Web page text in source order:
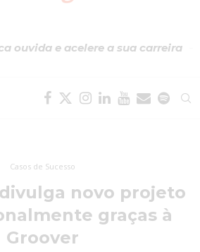
ouvida e acelere a sua carreira
Casos de Sucesso
novo projeto
graças à
Groover